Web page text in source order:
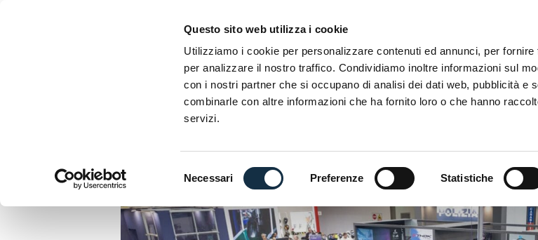
Questo sito web utilizza i cookie
Utilizziamo i cookie per personalizzare contenuti ed annunci, per
per analizzare il nostro traffico. Condividiamo inoltre informazioni sul
con i nostri partner che si occupano di analisi dei dati web, pubblicità e
combinarle con altre informazioni che ha fornito loro o che hanno
servizi.
Necessari Preferenze Statistiche
ESPONI HOSPITALITY
LISTA ESPOSITORI 2026 MOTOLIVE ARENA AREE SPECIALI
»MOBILITÀ, A EICMA 2023 UNO SPAZIO
URBANA